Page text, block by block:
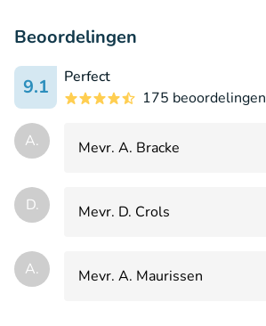
Beoordelingen
9.1
Perfect
175 beoordelingen
A. Mevr. A. Bracke
D. Mevr. D. Crols
A. Mevr. A. Maurissen